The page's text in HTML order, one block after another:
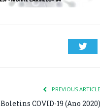
PREVIOUS ARTICLE
Boletins COVID-19 (Ano 2020)